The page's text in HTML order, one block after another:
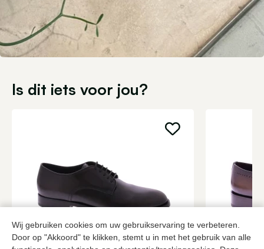
Wij gebruiken cookies om uw gebruikservaring te verbeteren.
Door op "Akkoord" te klikken, stemt u in met het gebruik van alle
Is dit iets voor jou?